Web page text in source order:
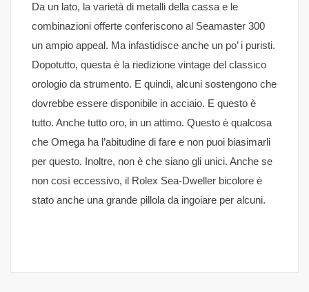
Da un lato, la varietà di metalli della cassa e le
combinazioni offerte conferiscono al Seamaster 300
un ampio appeal. Ma infastidisce anche un po’ i puristi.
Dopotutto, questa è la riedizione vintage del classico
orologio da strumento. E quindi, alcuni sostengono che
dovrebbe essere disponibile in acciaio. E questo è
tutto. Anche tutto oro, in un attimo. Questo è qualcosa
che Omega ha l’abitudine di fare e non puoi biasimarli
per questo. Inoltre, non è che siano gli unici. Anche se
non così eccessivo, il Rolex Sea-Dweller bicolore è
stato anche una grande pillola da ingoiare per alcuni.